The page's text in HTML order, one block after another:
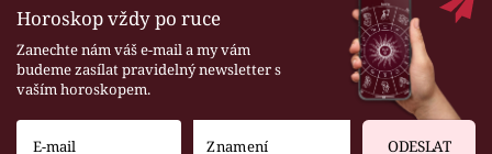
Horoskop vždy po ruce
Zanechte nám váš e-mail a my vám
budeme zasílat pravidelný newsletter s
vaším horoskopem.
ODESLAT